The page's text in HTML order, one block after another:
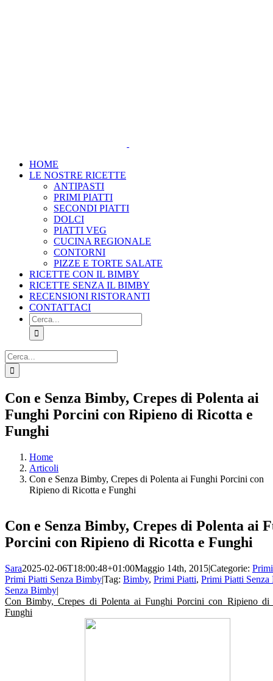
HOME
LE NOSTRE RICETTE
ANTIPASTI
PRIMI PIATTI
SECONDI PIATTI
DOLCI
PIATTI VEG
CUCINA REGIONALE
CONTORNI
PIZZE E TORTE SALATE
RICETTE CON IL BIMBY
RICETTE SENZA IL BIMBY
RECENSIONI RISTORANTI
CONTATTACI
Cerca
per:
Cerca
per:
Con e Senza Bimby, Crepes di Polenta ai
Funghi Porcini con Ripieno di Ricotta e
Funghi
Home
Articoli
Con e Senza Bimby, Crepes di Polenta ai Funghi Porcini con
Ripieno di Ricotta e Funghi
Con e Senza Bimby, Crepes di Polenta ai
Porcini con Ripieno di Ricotta e Funghi
Sara2025-02-06T18:00:48+01:00Maggio 14th, 2015|Categorie:
Primi Piatti Senza Bimby|Tag: Bimby, Primi Piatti, Primi Piatti Senza
Senza Bimby|
Con Bimby, Crepes di Polenta ai Funghi Porcini con Ripieno di
Funghi